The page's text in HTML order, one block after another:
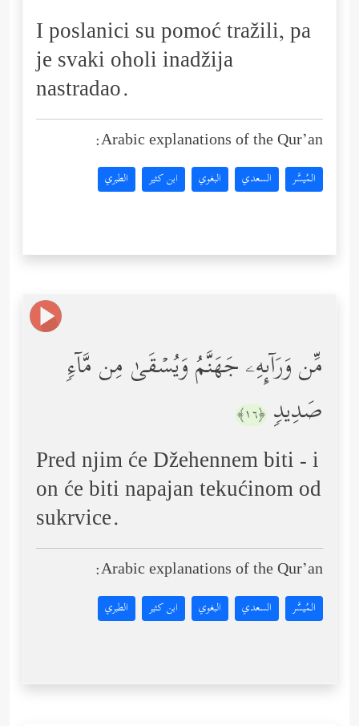
I poslanici su pomoć tražili, pa
je svaki oholi inadžija
nastradao.
Arabic explanations of the Qur’an:
المُيسَّر السعدي البغوي ابن كثير الطبري
مِّن وَرَاۤىِٕهِۦ جَهَنَّمُ وَیُسۡقَىٰ مِن مَّاۤءࣲ
صَدِیدࣲ ﴿١٦﴾
Pred njim će Džehennem biti - i
on će biti napajan tekućinom od
sukrvice.
Arabic explanations of the Qur’an:
المُيسَّر السعدي البغوي ابن كثير الطبري